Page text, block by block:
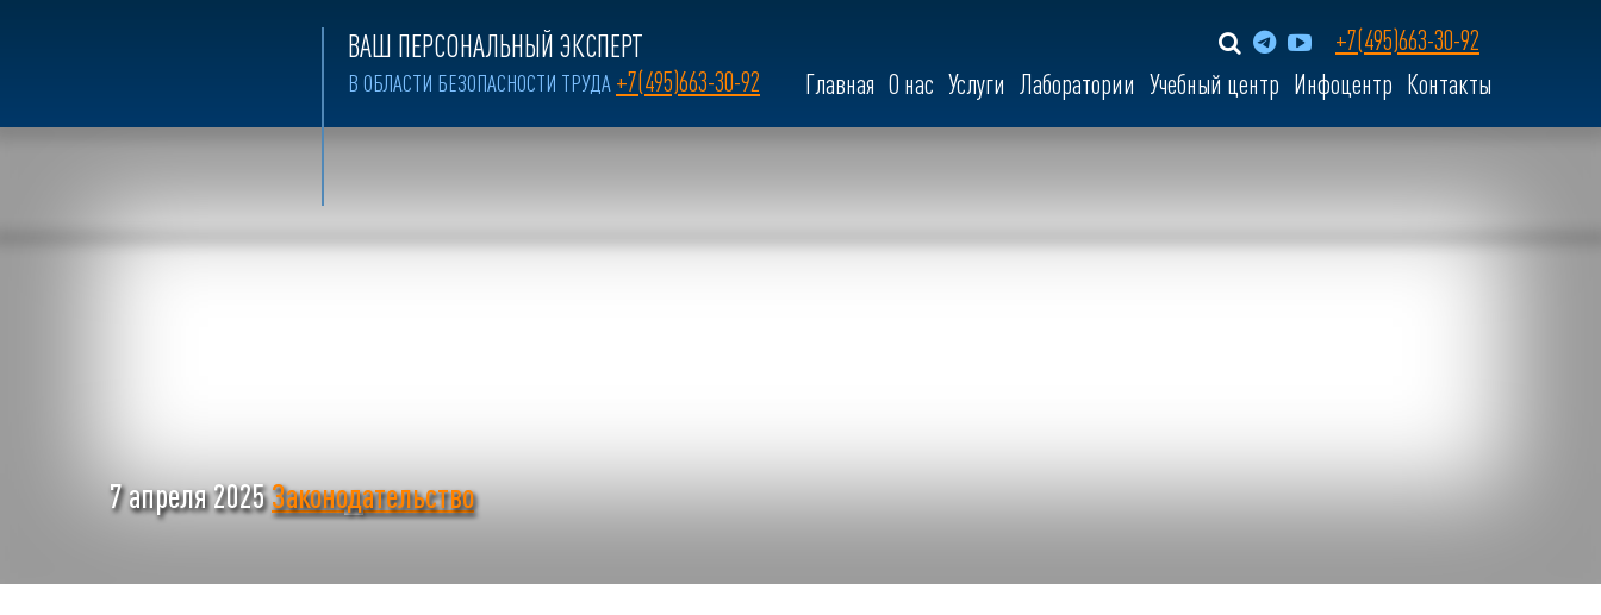
ВАШ ПЕРСОНАЛЬНЫЙ ЭКСПЕРТ
В ОБЛАСТИ БЕЗОПАСНОСТИ ТРУДА +7(495)663-30-92
+7(495)663-30-92
Главная О нас Услуги Лаборатории Учебный центр Инфоцентр Контакты
7 апреля 2025Законодательство